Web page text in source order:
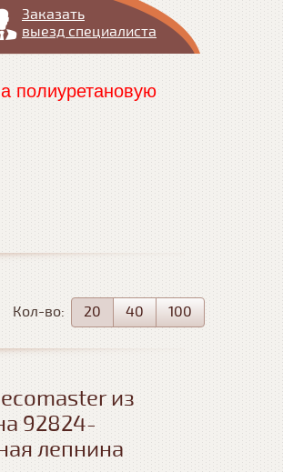
Заказать
выезд специалиста
полиуретановую
Кол-во: 20 40 100
из
92824-
лепнина